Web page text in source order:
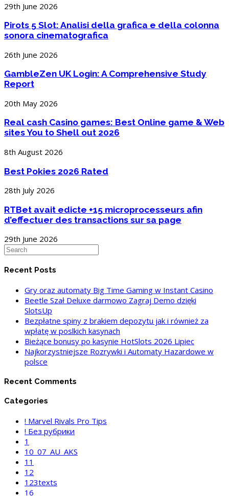
29th June 2026
Pirots 5 Slot: Analisi della grafica e della colonna
sonora cinematografica
26th June 2026
GambleZen UK Login: A Comprehensive Study
Report
20th May 2026
Real cash Casino games: Best Online game & Web
sites You to Shell out 2026
8th August 2026
Best Pokies 2026 Rated
28th July 2026
RTBet avait edicte +15 microprocesseurs afin
d’effectuer des transactions sur sa page
29th June 2026
Recent Posts
Gry oraz automaty Big Time Gaming w Instant Casino
Beetle Szał Deluxe darmowo Zagraj Demo dzięki
SlotsUp
Bezpłatne spiny z brakiem depozytu jak i również za
wpłatę w poslkich kasynach
Bieżące bonusy po kasynie HotSlots 2026 Lipiec
Najkorzystniejsze Rozrywki i Automaty Hazardowe w
polsce
Recent Comments
Categories
! Marvel Rivals Pro Tips
! Без рубрики
1
10_07_AU_AKS
11
12
123texts
16